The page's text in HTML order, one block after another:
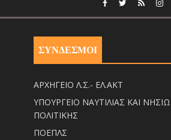
ΣΥΝΔΕΣΜΟΙ
ΑΡΧΗΓΕΙΟ Λ.Σ.- ΕΛ.ΑΚΤ
ΥΠΟΥΡΓΕΙΟ ΝΑΥΤΙΛΙΑΣ ΚΑΙ
ΠΟΛΙΤΙΚΗΣ
ΠΟΕΠΛΣ